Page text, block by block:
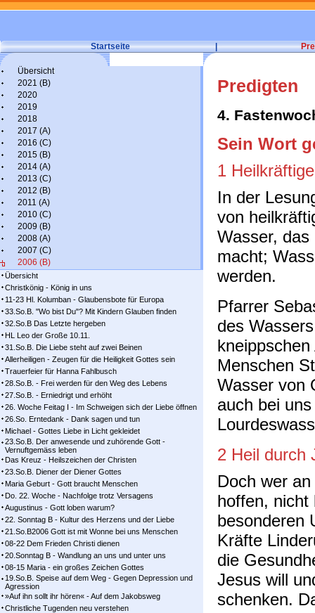
Startseite |
Übersicht
2021 (B)
2020
2019
2018
2017 (A)
2016 (C)
2015 (B)
2014 (A)
2013 (C)
2012 (B)
2011 (A)
2010 (C)
2009 (B)
2008 (A)
2007 (C)
2006 (B)
Übersicht
Christkönig - König in uns
11-23 Hl. Kolumban - Glaubensbote für Europa
33.So.B. "Wo bist Du"? Mit Kindern Glauben finden
32.So.B Das Letzte hergeben
HL Leo der Große 10.11.
31.So.B. Die Liebe steht auf zwei Beinen
Allerheiligen - Zeugen für die Heiligkeit Gottes sein
Trauerfeier für Hanna Fahlbusch
28.So.B. - Frei werden für den Weg des Lebens
27.So.B. - Erniedrigt und erhöht
26. Woche Feitag I - Im Schweigen sich der Liebe öffnen
26.So. Erntedank - Dank sagen und tun
Michael - Gottes Liebe in Licht gekleidet
23.So.B. Der anwesende und zuhörende Gott -
Vernuftgemäss leben
Das Kreuz - Heilszeichen der Christen
23.So.B. Diener der Diener Gottes
Maria Geburt - Gott braucht Menschen
Do. 22. Woche - Nachfolge trotz Versagens
Augustinus - Gott loben warum?
22. Sonntag B - Kultur des Herzens und der Liebe
21.So.B2006 Gott ist mit Wonne bei uns Menschen
08-22 Dem Frieden Christi dienen
20.Sonntag B - Wandlung an uns und unter uns
08-15 Maria - ein großes Zeichen Gottes
19.So.B. Speise auf dem Weg - Gegen Depression und
Agression
»Auf ihn sollt ihr hören« - Auf dem Jakobsweg
Christliche Tugenden neu verstehen
Predigten
4.
Sein Wort
1
In der
von
Wasser,
macht;
werden.
Pfarrer
des
Menschen
Wasser von
auch bei
2 Heil durch
Doch wer
hoffen, nicht
besonderen
Kräfte
die
Jesus will
schenken.